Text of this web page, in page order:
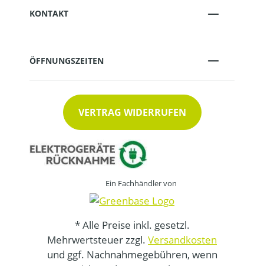
KONTAKT
ÖFFNUNGSZEITEN
VERTRAG WIDERRUFEN
Ein Fachhändler von
* Alle Preise inkl. gesetzl.
Mehrwertsteuer zzgl. Versandkosten
und ggf. Nachnahmegebühren, wenn